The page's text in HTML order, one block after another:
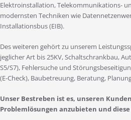
Elektroinstallation, Telekommunikations-
modernsten Techniken wie
Installationsbus (EIB).
Des weiteren gehört zu unserem
jeglicher Art bis 25KV, Schaltschrankbau,
S5/S7), Fehlersuche und
(E-Check), Baubetreuung, Beratung,
Unser Bestreben ist es, unseren
Problemlösungen anzubieten und